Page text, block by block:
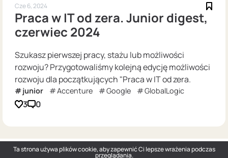
Cze 6, 2024
Praca w IT od zera. Junior digest,
czerwiec 2024
Szukasz pierwszej pracy, stażu lub możliwości
rozwoju? Przygotowaliśmy kolejną edycję możliwości
rozwoju dla początkujących "Praca w IT od zera.
junior Accenture Google GlobalLogic
3 0
Ta strona używa plików cookie, aby zapewnić Ci lepsze wrażenia podczas
przeglądania.